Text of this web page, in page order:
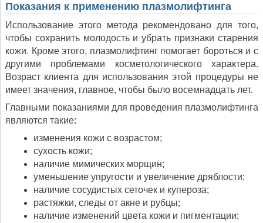
Показания к применению плазмолифтинга
Использование этого метода рекомендовано для того,
чтобы сохранить молодость и убрать признаки старения
кожи. Кроме этого, плазмолифтинг помогает бороться и с
другими проблемами косметологического характера.
Возраст клиента для использования этой процедуры не
имеет значения, главное, чтобы было восемнадцать лет.
Главными показаниями для проведения плазмолифтинга
являются такие:
изменения кожи с возрастом;
сухость кожи;
наличие мимических морщин;
уменьшение упругости и увеличение дряблости;
наличие сосудистых сеточек и купероза;
растяжки, следы от акне и рубцы;
наличие изменений цвета кожи и пигментации;